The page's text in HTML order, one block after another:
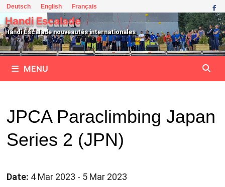
Passer
au
contenu
Deutsch English Français
Handi Escalade
Handi Escalade nouveautés internationales
MENU
JPCA Paraclimbing Japan
Series 2 (JPN)
Date: 4 Mar 2023 - 5 Mar 2023